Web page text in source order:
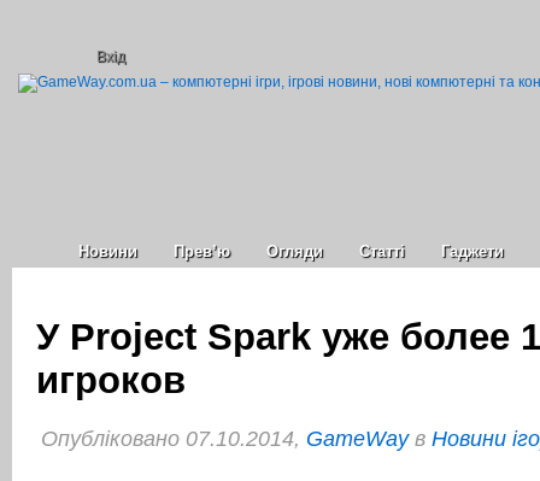
Вхід
Новини Прев’ю Огляди Статті Гаджети
У Project Spark уже более
игроков
Опубліковано 07.10.2014, GameWayв Новини